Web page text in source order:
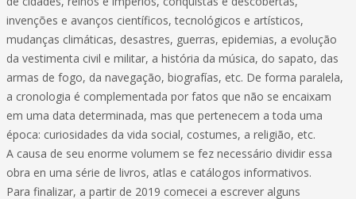
invenções e avanços científicos, tecnológicos e artísticos,
mudanças climáticas, desastres, guerras, epidemias, a evolução
da vestimenta civil e militar, a história da música, do sapato, das
armas de fogo, da navegação, biografías, etc. De forma paralela,
a cronologia é complementada por fatos que não se encaixam
em uma data determinada, mas que pertenecem a toda uma
época: curiosidades da vida social, costumes, a religião, etc.
A causa de seu enorme volumem se fez necessário dividir essa
obra en uma série de livros, atlas e catálogos informativos.
Para finalizar, a partir de 2019 comecei a escrever alguns